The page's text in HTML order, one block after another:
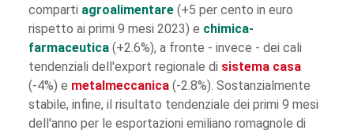
comparti agroalimentare (+5 per cento in euro
rispetto ai primi 9 mesi 2023) e chimica-
farmaceutica (+2.6%), a fronte - invece - dei cali
tendenziali dell'export regionale di sistema casa
(-4%) e metalmeccanica (-2.8%). Sostanzialmente
stabile, infine, il risultato tendenziale dei primi 9 mesi
dell'anno per le esportazioni emiliano romagnole di